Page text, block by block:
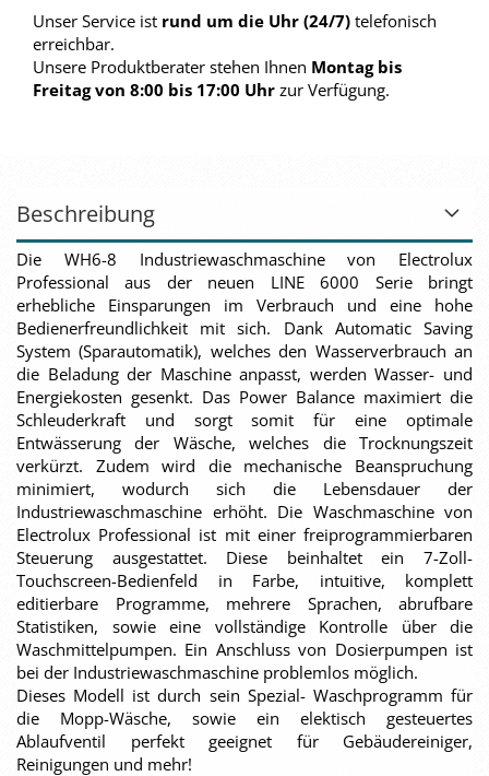
Unser Service ist rund um die Uhr (24/7) telefonisch
erreichbar.
Unsere Produktberater stehen Ihnen Montag bis
Freitag von 8:00 bis 17:00 Uhr zur Verfügung.
Beschreibung
Die WH6-8 Industriewaschmaschine von Electrolux
Professional aus der neuen LINE 6000 Serie bringt
erhebliche Einsparungen im Verbrauch und eine hohe
Bedienerfreundlichkeit mit sich. Dank Automatic Saving
System (Sparautomatik), welches den Wasserverbrauch an
die Beladung der Maschine anpasst, werden Wasser- und
Energiekosten gesenkt. Das Power Balance maximiert die
Schleuderkraft und sorgt somit für eine optimale
Entwässerung der Wäsche, welches die Trocknungszeit
verkürzt. Zudem wird die mechanische Beanspruchung
minimiert, wodurch sich die Lebensdauer der
Industriewaschmaschine erhöht. Die Waschmaschine von
Electrolux Professional ist mit einer freiprogrammierbaren
Steuerung ausgestattet. Diese beinhaltet ein 7-Zoll-
Touchscreen-Bedienfeld in Farbe, intuitive, komplett
editierbare Programme, mehrere Sprachen, abrufbare
Statistiken, sowie eine vollständige Kontrolle über die
Waschmittelpumpen. Ein Anschluss von Dosierpumpen ist
bei der Industriewaschmaschine problemlos möglich.
Dieses Modell ist durch sein Spezial- Waschprogramm für
die Mopp-Wäsche, sowie ein elektisch gesteuertes
Ablaufventil perfekt geeignet für Gebäudereiniger,
Reinigungen und mehr!